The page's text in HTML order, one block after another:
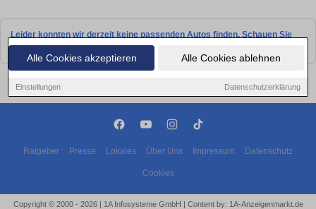
Alle Cookies akzeptieren Alle Cookies ablehnen
Einstellungen Datenschutzerklärung
Leider konnten wir derzeit keine passenden Autos finden. Schauen Sie
bald wieder vorbei!
Ratgeber Presse Lokales Über Uns Impressum Datenschutz
Cookies
Copyright © 2000 - 2026 | 1A Infosysteme GmbH | Content by: 1A-Anzeigenmarkt.de